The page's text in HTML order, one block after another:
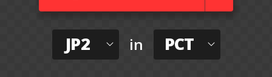
JP2 in PCT